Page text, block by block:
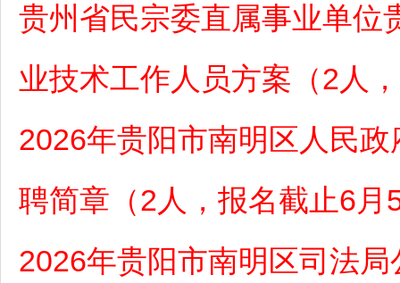
贵州省民宗委直属事业单位
业技术工作人员方案（2人
2026年贵阳市南明区人民
聘简章（2人，报名截止6月
2026年贵阳市南明区司法